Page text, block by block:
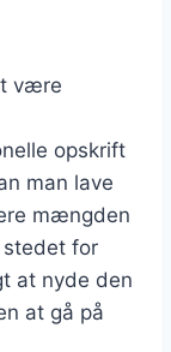
være
opskrift
man lave
mængden
for
at nyde den
at gå på